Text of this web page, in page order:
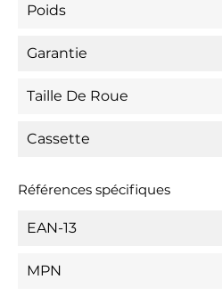
Poids
Garantie
Taille De Roue
Cassette
Références spécifiques
EAN-13
MPN